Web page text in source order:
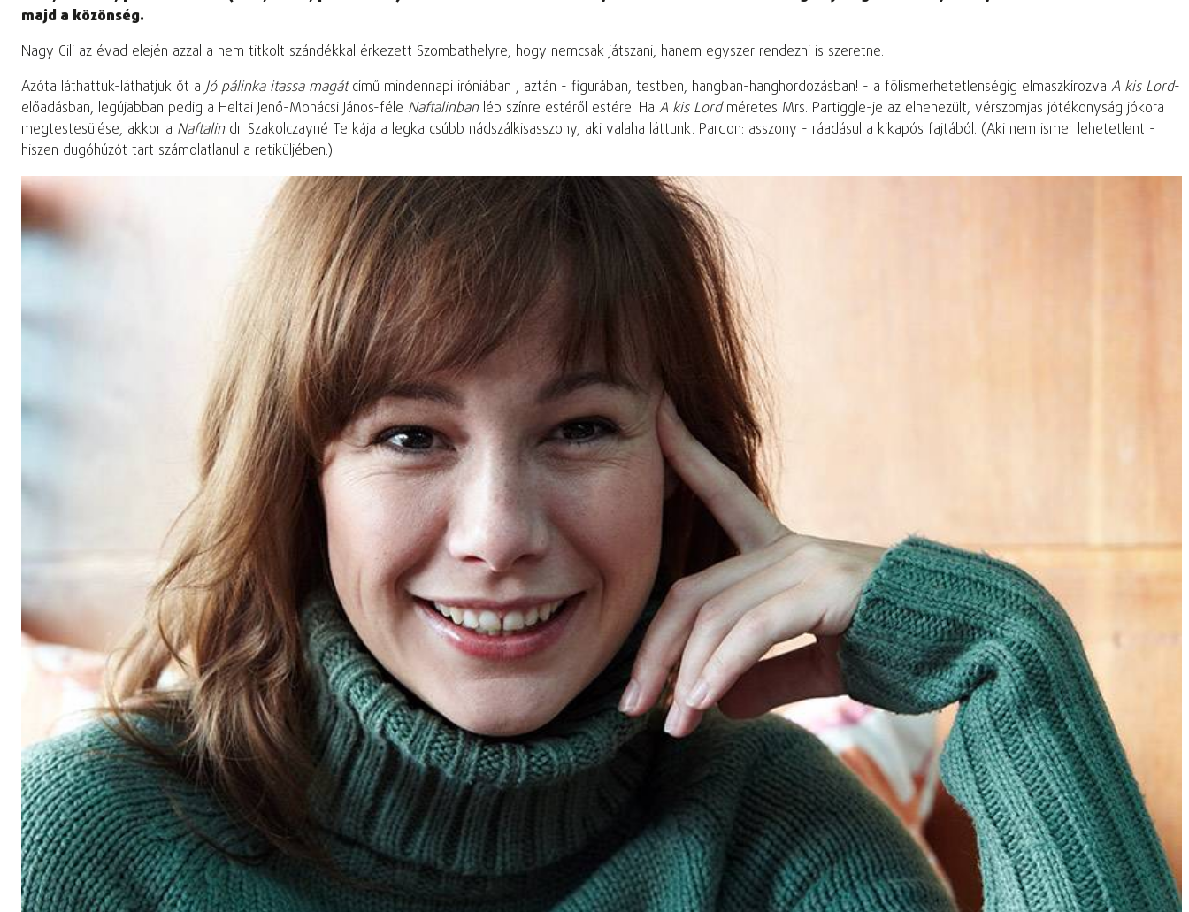
majd a közönség.
Nagy Cili az évad elején azzal a nem titkolt szándékkal érkezett Szombathelyre, hogy nemcsak játszani, hanem egyszer rendezni is szeretne.
Azóta láthattuk-láthatjuk őt aJó pálinka itassa magátcímű mindennapi iróniában , aztán - figurában, testben, hangban-hanghordozásban! - a fölismerhetetlenségig elmaszkírozva A kis Lord-
előadásban, legújabban pedig a Heltai Jenő-Mohácsi János-féle Naftalinban lép színre estéről estére. Ha A kis Lordméretes Mrs. Partiggle-je az elnehezült, vérszomjas jótékonyság jókora
megtestesülése, akkor a Naftalin dr. Szakolczayné Terkája a legkarcsúbb nádszálkisasszony, aki valaha láttunk. Pardon: asszony - ráadásul a kikapós fajtából. (Aki nem ismer lehetetlent -
hiszen dugóhúzót tart számolatlanul a retiküljében.)